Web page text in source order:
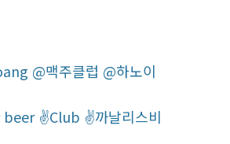
@맥주클럽 @하노이
✌‍‍Club ‍‍✌까날리스비